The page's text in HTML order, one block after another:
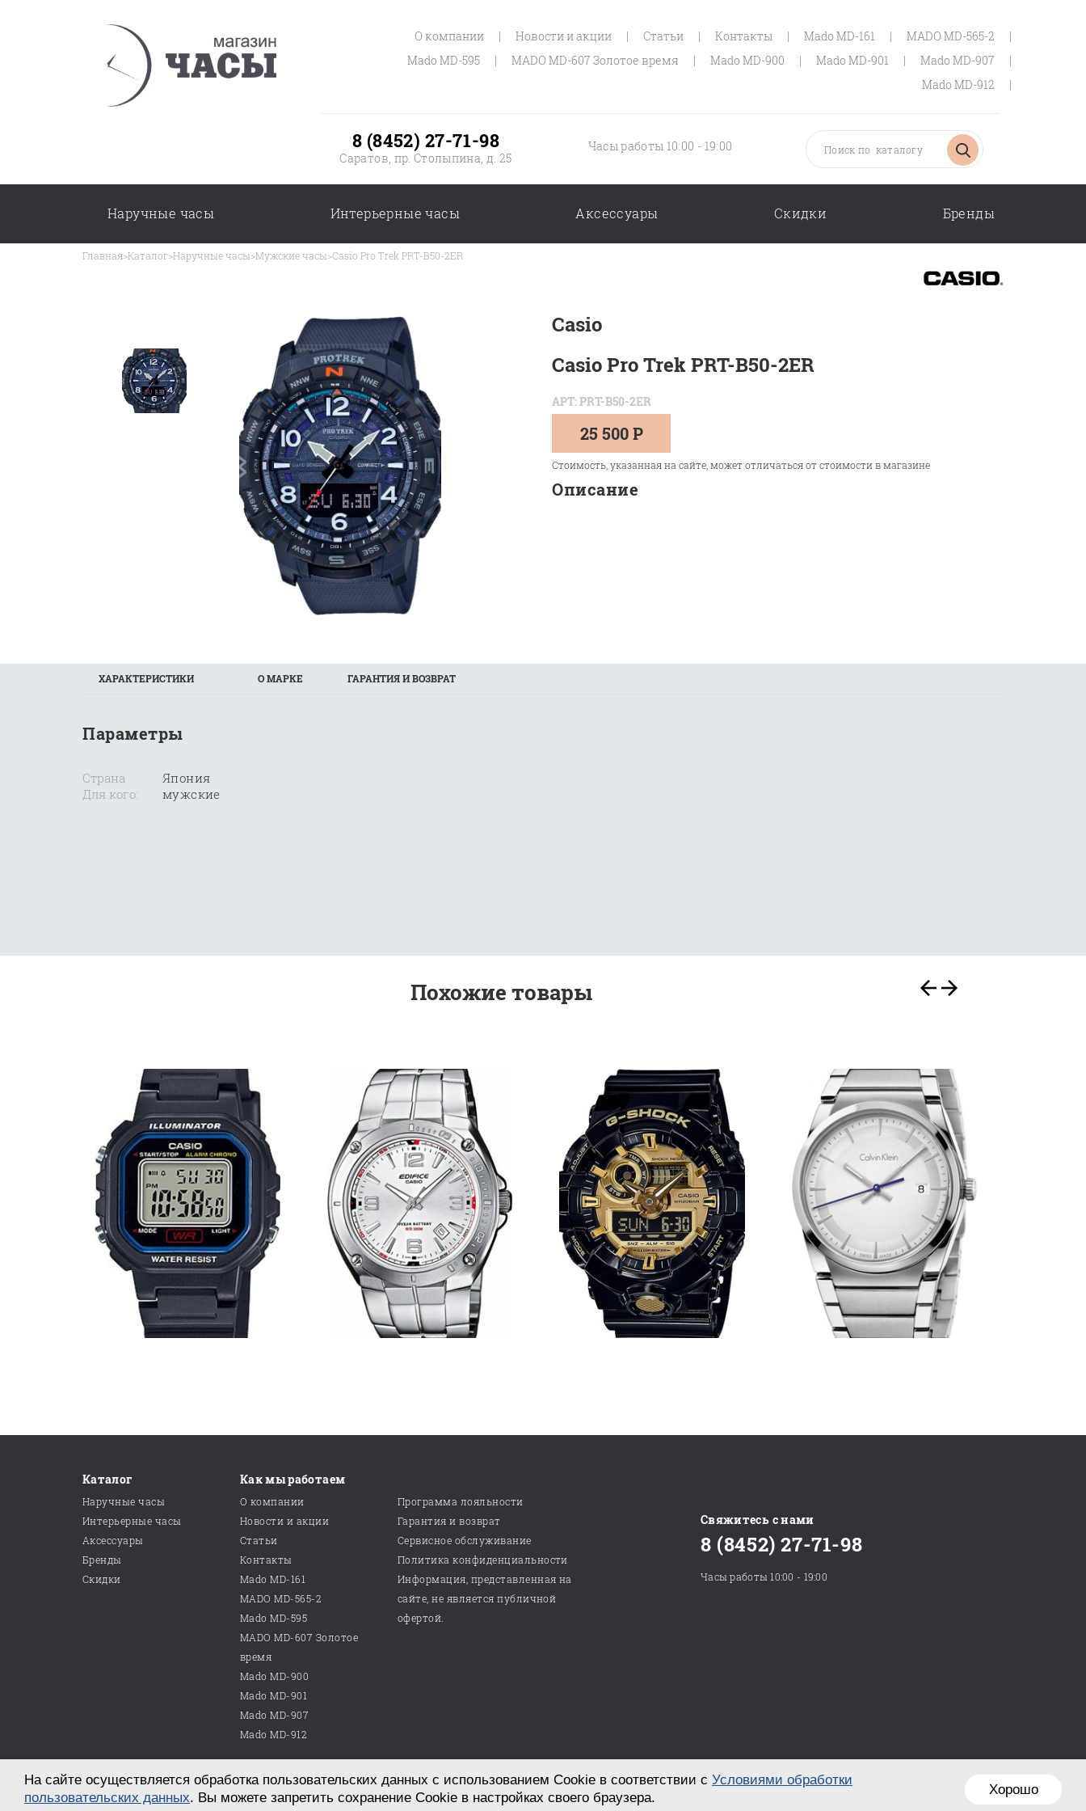
О компании | Новости и акции | Статьи | Контакты | Mado MD-161 | MADO MD-565-2
|
Mado MD-595
| MADO MD-607 Золотое время | Mado MD-900 | Mado MD-901 | Mado MD-907
|
Mado MD-912
|
8 (8452) 27-71-98
Саратов, пр. Столыпина, д. 25
Часы работы 10:00 - 19:00
Наручные часы Интерьерные часы Аксессуары Скидки Бренды
Главная>Каталог>Наручные часы>Мужские часы>Casio Pro Trek PRT-B50-2ER
Casio
Casio Pro Trek PRT-B50-2ER
АРТ: PRT-B50-2ER
25 500 Р
Стоимость, указанная на сайте, может отличаться от стоимости в магазине
Описание
ХАРАКТЕРИСТИКИ О МАРКЕ ГАРАНТИЯ И ВОЗВРАТ
Параметры
Страна
Для кого:
Япония
мужские
Похожие товары
Каталог
Наручные часы
Интерьерные часы
Аксессуары
Бренды
Скидки
Как мы работаем
О компании
Новости и акции
Статьи
Контакты
Mado MD-161
MADO MD-565-2
Mado MD-595
MADO MD-607 Золотое
время
Mado MD-900
Mado MD-901
Mado MD-907
Mado MD-912
Программа лояльности
Гарантия и возврат
Сервисное обслуживание
Политика конфиденциальности
Информация, представленная на
сайте, не является публичной
офертой.
Свяжитесь с нами
8 (8452) 27-71-98
Часы работы 10:00 - 19:00
© 2026 ООО «Магазин часов №10»
г. Саратов, пр. им. Петра Столыпина, д. 25
Разработка сайта в студии «СТРОИМ САЙТ!» Хорошо
На сайте осуществляется обработка пользовательских данных с использованием Cookie в соответствии с Условиями обработки
пользовательских данных. Вы можете запретить сохранение Cookie в настройках своего браузера.